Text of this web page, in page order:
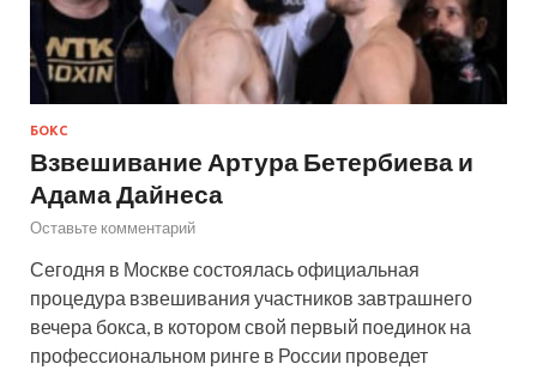
БОКС
Взвешивание Артура Бетербиева и
Адама Дайнеса
Оставьте комментарий
Сегодня в Москве состоялась официальная
процедура взвешивания участников завтрашнего
вечера бокса, в котором свой первый поединок на
профессиональном ринге в России проведет